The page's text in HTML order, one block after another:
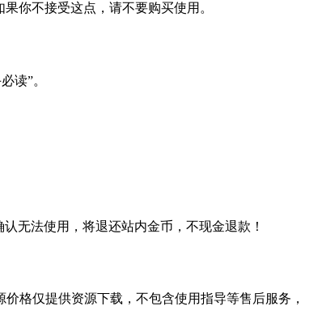
你不接受这点，请不要购买使用。
读”。
无法使用，将退还站内金币，不现金退款！
格仅提供资源下载，不包含使用指导等售后服务，